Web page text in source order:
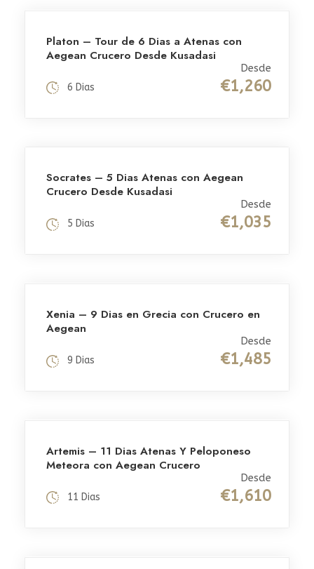
Platon – Tour de 6 Dias a Atenas con
Aegean Crucero Desde Kusadasi
Desde
€1,260
6 Dias
Socrates – 5 Dias Atenas con Aegean
Crucero Desde Kusadasi
Desde
€1,035
5 Dias
Xenia – 9 Dias en Grecia con Crucero en
Aegean
Desde
€1,485
9 Dias
Artemis – 11 Dias Atenas Y Peloponeso
Meteora con Aegean Crucero
Desde
€1,610
11 Dias